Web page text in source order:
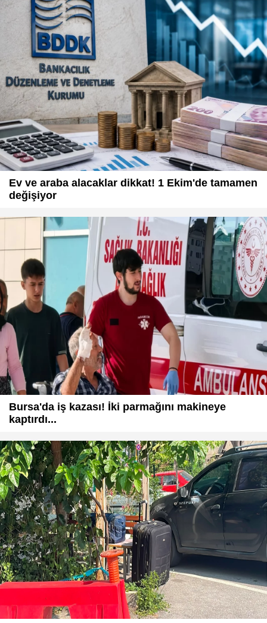
Ev ve araba alacaklar dikkat! 1 Ekim'de tamamen
değişiyor
Bursa'da iş kazası! İki parmağını makineye
kaptırdı...